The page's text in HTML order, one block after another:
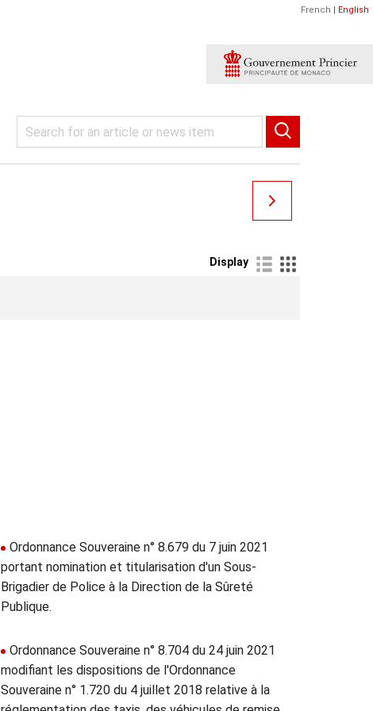
French | English
Display
Ordonnance Souveraine n° 8.679 du 7 juin 2021
portant nomination et titularisation d'un Sous-
Brigadier de Police à la Direction de la Sûreté
Publique.
Ordonnance Souveraine n° 8.704 du 24 juin 2021
modifiant les dispositions de l'Ordonnance
Souveraine n° 1.720 du 4 juillet 2018 relative à la